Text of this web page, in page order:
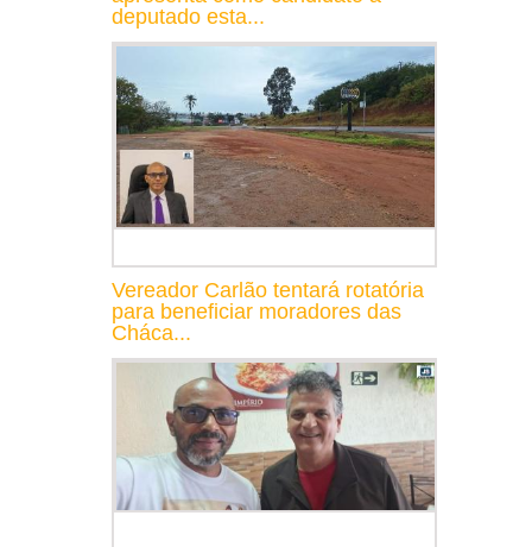
deputado esta...
Vereador Carlão tentará rotatória
para beneficiar moradores das
Cháca...